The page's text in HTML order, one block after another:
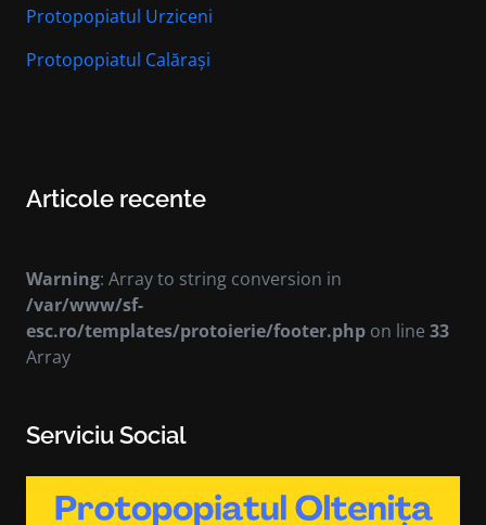
Protopopiatul Urziceni
Protopopiatul Calărași
Articole recente
Warning: Array to string conversion in
/var/www/sf-
esc.ro/templates/protoierie/footer.php on line 33
Array
Serviciu Social